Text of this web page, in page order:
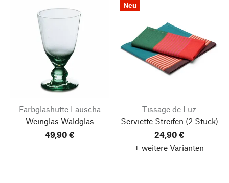
Farbglashütte Lauscha
Weinglas Waldglas
49,90 €
Neu
Tissage de Luz
Serviette Streifen (2 Stück)
24,90 €
+ weitere Varianten